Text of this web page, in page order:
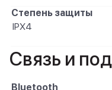
Степень защиты
IPX4
Связь и
Bluetooth